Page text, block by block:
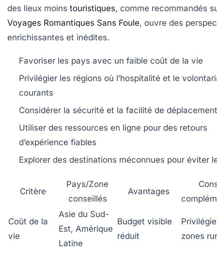
des lieux moins touristiques, comme recommandés
Voyages Romantiques Sans Foule, ouvre des
enrichissantes et inédites.
Favoriser les pays avec un faible coût de la vie
Privilégier les régions où l’hospitalité et le
courants
Considérer la sécurité et la facilité de déplacement
Utiliser des ressources en ligne pour des retours
d’expérience fiables
Explorer des destinations méconnues pour éviter
Critère
Pays/Zone
conseillés
Avantages
Coût de la
vie
Asie du Sud-
Est, Amérique
Latine
Budget visible
réduit
zones